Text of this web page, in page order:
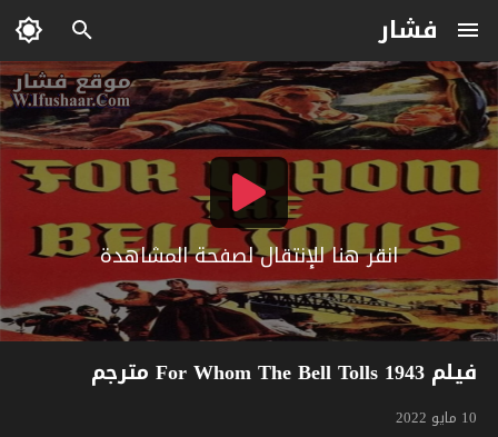
فشار
انقر هنا للإنتقال لصفحة المشاهدة
فيلم For Whom The Bell Tolls 1943 مترجم
10 مايو 2022